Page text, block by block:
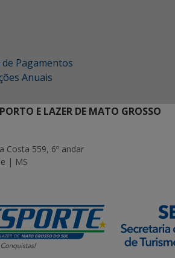
Pagamentos
Anuais
E LAZER DE MATO GROSSO
Costa 559, 6º andar
| MS